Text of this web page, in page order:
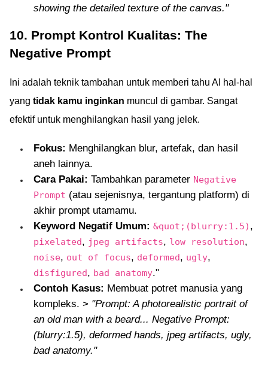
showing the detailed texture of the canvas."
10. Prompt Kontrol Kualitas: The
Negative Prompt
Ini adalah teknik tambahan untuk memberi tahu AI hal-hal
yang tidak kamu inginkan muncul di gambar. Sangat
efektif untuk menghilangkan hasil yang jelek.
Fokus: Menghilangkan blur, artefak, dan hasil
aneh lainnya.
Cara Pakai: Tambahkan parameter Negative
Prompt (atau sejenisnya, tergantung platform) di
akhir prompt utamamu.
Keyword Negatif Umum: &quot;(blurry:1.5) ,
pixelated, jpeg artifacts, low resolution,
noise, out of focus, deformed, ugly,
disfigured, bad anatomy."
Contoh Kasus: Membuat potret manusia yang
kompleks. > "Prompt: A photorealistic portrait of
an old man with a beard... Negative Prompt:
(blurry:1.5), deformed hands, jpeg artifacts, ugly,
bad anatomy."